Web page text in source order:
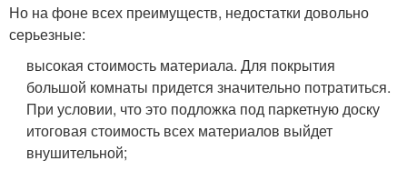
Но на фоне всех преимуществ, недостатки довольно
серьезные:
высокая стоимость материала. Для покрытия
большой комнаты придется значительно потратиться.
При условии, что это подложка под паркетную доску
итоговая стоимость всех материалов выйдет
внушительной;